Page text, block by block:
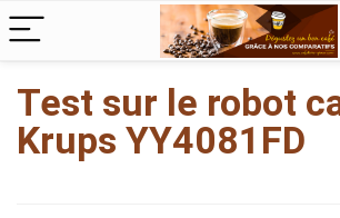
Test sur le robot
Krups YY4081FD